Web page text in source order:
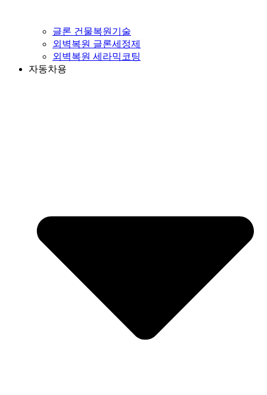
글론 건물복원기술
외벽복원 글론세정제
외벽복원 세라믹코팅
자동차용